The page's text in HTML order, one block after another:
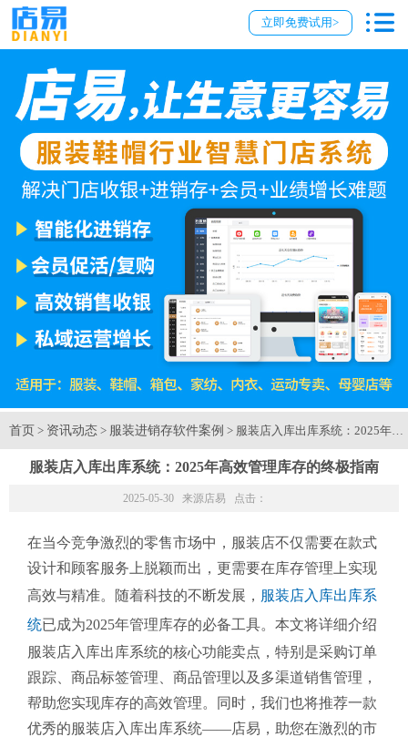
立即免费试用>
首页 > 资讯动态 > 服装进销存软件案例 > 服装店入库出库系统：2025年
服装店入库出库系统：2025年高效管理库存的终极指南
2025-05-30 来源店易 点击：
在当今竞争激烈的零售市场中，服装店不仅需要在款式
设计和顾客服务上脱颖而出，更需要在库存管理上实现
高效与精准。随着科技的不断发展， 服装店入库出库系
统已成为2025年管理库存的必备工具。本文将详细介绍
服装店入库出库系统的核心功能卖点，特别是采购订单
跟踪、商品标签管理、商品管理以及多渠道销售管理，
帮助您实现库存的高效管理。同时，我们也将推荐一款
优秀的服装店入库出库系统——店易，助您在激烈的市